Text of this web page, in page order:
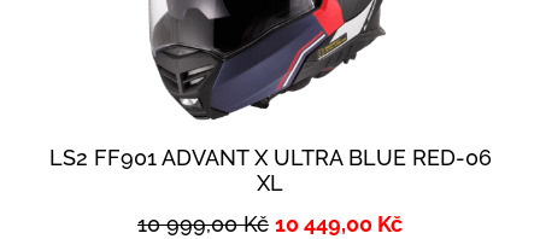
LS2 FF901 ADVANT X ULTRA BLUE RED-06
XL
10 999,00Kč 10 449,00 Kč